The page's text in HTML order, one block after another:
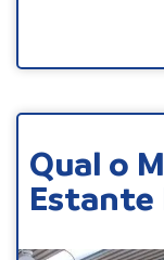
Qual o
Estante